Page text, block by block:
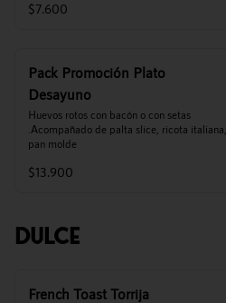
$7.600
Pack Promoción Plato
Desayuno
Huevos rotos con bacón o con setas
.Acompañado de palta slice, ricota italiana,
pan molde
$13.900
Dulce
French Toast Torrija